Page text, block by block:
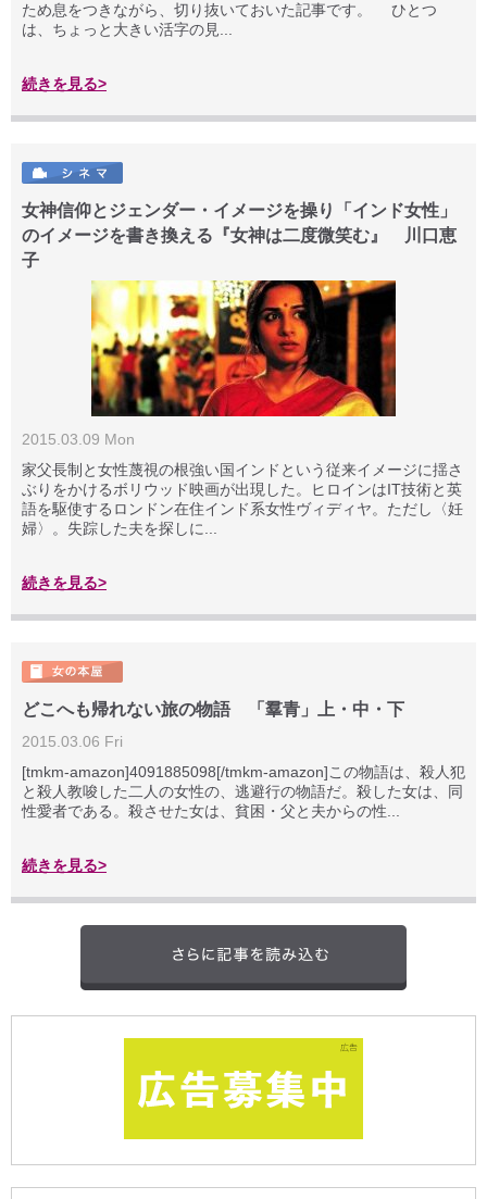
ため息をつきながら、切り抜いておいた記事です。 ひとつ
は、ちょっと大きい活字の見...
続きを見る>
女神信仰とジェンダー・イメージを操り「インド女性」
のイメージを書き換える『女神は二度微笑む』 川口恵
子
2015.03.09 Mon
家父長制と女性蔑視の根強い国インドという従来イメージに揺さ
ぶりをかけるボリウッド映画が出現した。ヒロインはIT技術と英
語を駆使するロンドン在住インド系女性ヴィディヤ。ただし〈妊
婦〉。失踪した夫を探しに...
続きを見る>
どこへも帰れない旅の物語 「羣青」上・中・下
2015.03.06 Fri
[tmkm-amazon]4091885098[/tmkm-amazon]この物語は、殺人犯
と殺人教唆した二人の女性の、逃避行の物語だ。殺した女は、同
性愛者である。殺させた女は、貧困・父と夫からの性...
続きを見る>